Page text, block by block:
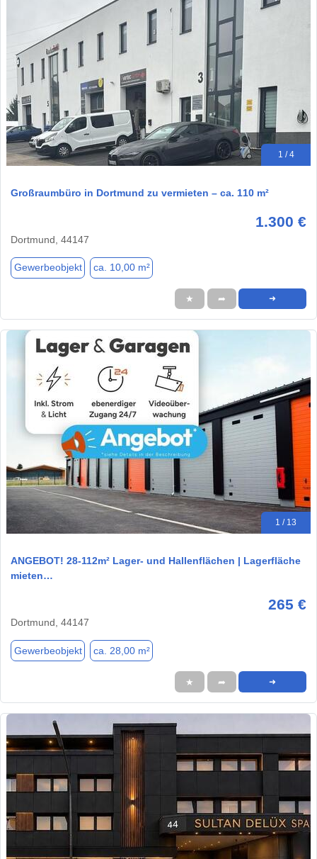
1 / 4
Großraumbüro in Dortmund zu vermieten – ca. 110 m²
1.300 €
Dortmund, 44147
Gewerbeobjekt ca. 10,00 m²
★ ➦ ➜
1 / 13
ANGEBOT! 28-112m² Lager- und Hallenflächen | Lagerfläche
mieten…
265 €
Dortmund, 44147
Gewerbeobjekt ca. 28,00 m²
★ ➦ ➜